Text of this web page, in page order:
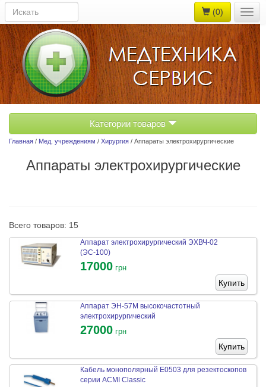
(0)
Категории товаров
Главная / Мед. учреждениям / Хирургия / Аппараты электрохирургические
Аппараты электрохирургические
Всего товаров: 15
Аппарат электрохирургический ЭХВЧ-02
(ЭС-100)
17000 грн
Купить
Аппарат ЭН-57М высокочастотный
электрохирургический
27000 грн
Купить
Кабель монополярный E0503 для резектоскопов
серии ACMI Classic